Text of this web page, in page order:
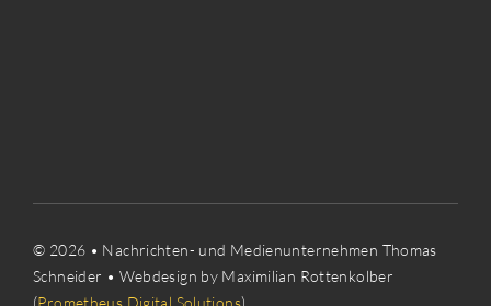
© 2026 • Nachrichten- und Medienunternehmen Thomas
Schneider • Webdesign by Maximilian Rottenkolber